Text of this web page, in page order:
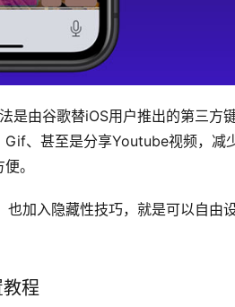
是由谷歌替iOS用户推出的第三方
、甚至是分享Youtube视频，减
。
加入隐藏性技巧，就是可以自由
程